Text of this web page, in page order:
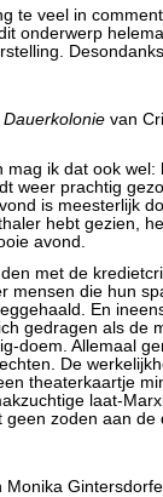
te veel in
onderwerp
van
ik dat ook wel:
weer prachtig
is meesterlijk
hebt gezien,
avond.
met de
mensen die hun
En
gedragen als de
doem. Allemaal
De
theaterkaartje
laat-
zoden aan de
Monika